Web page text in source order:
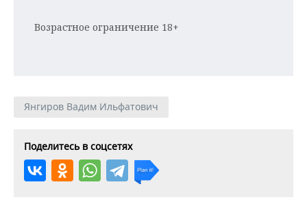
Возрастное ограничение 18+
Янгиров Вадим Ильфатович
Поделитесь в соцсетях